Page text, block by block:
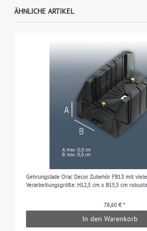
ÄHNLICHE ARTIKEL
Gehrungslade Orac Decor Zubehör FB13 mit
Verarbeitungsgröße: H12,5 cm x B15,5 cm
78,60 € *
In den Warenkorb